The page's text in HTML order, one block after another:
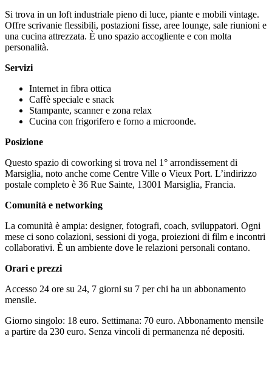
Si trova in un loft industriale pieno di luce, piante e mobili vintage.
Offre scrivanie flessibili, postazioni fisse, aree lounge, sale riunioni e
una cucina attrezzata. È uno spazio accogliente e con molta
personalità.
Servizi
Internet in fibra ottica
Caffè speciale e snack
Stampante, scanner e zona relax
Cucina con frigorifero e forno a microonde.
Posizione
Questo spazio di coworking si trova nel 1° arrondissement di
Marsiglia, noto anche come Centre Ville o Vieux Port. L’indirizzo
postale completo è 36 Rue Sainte, 13001 Marsiglia, Francia.
Comunità e networking
La comunità è ampia: designer, fotografi, coach, sviluppatori. Ogni
mese ci sono colazioni, sessioni di yoga, proiezioni di film e incontri
collaborativi. È un ambiente dove le relazioni personali contano.
Orari e prezzi
Accesso 24 ore su 24, 7 giorni su 7 per chi ha un abbonamento
mensile.
Giorno singolo: 18 euro. Settimana: 70 euro. Abbonamento mensile
a partire da 230 euro. Senza vincoli di permanenza né depositi.